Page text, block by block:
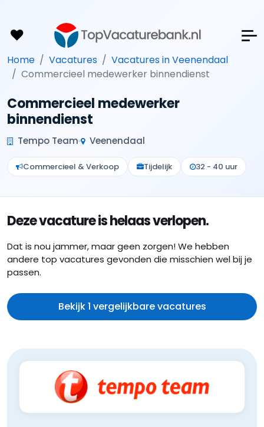
Home Vacatures
Vacatures in Veenendaal
Commercieel medewerker binnendienst
Commercieel medewerker
binnendienst
Tempo Team Veenendaal
Commercieel & Verkoop Tijdelijk 32 - 40 uur
Deze vacature is helaas verlopen.
Dat is nou jammer, maar geen zorgen! We hebben
andere top vacatures gevonden die misschien wel bij je
passen.
Bekijk 1 vergelijkbare vacatures